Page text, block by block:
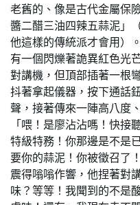
老舊的、像是古代金屬保
醬二醋三油四辣五蒜泥」
他這樣的傳統派才會用）
有一個閃爍著詭異紅色光
對講機，但頂部插著一根
抖著拿起儀器，按下通話
聲，接著傳來一陣高八度
「喂！是廖沾沾嗎！快接
特級特務！你那邊是不是
要你的蒜泥！你被徵召了
震得嗡嗡作響，他捏著對
味？等等！我聞到的不是